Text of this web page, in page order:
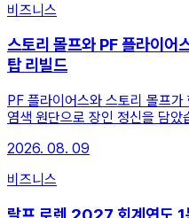
비즈니스
스토리 몰프와 PF 플라이어
탑 리빌드
PF 플라이어스와 스토리 몰프
염색 원단으로 장인 정신을 담았
2026. 08. 09
비즈니스